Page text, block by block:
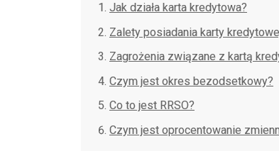
Jak działa karta kredytowa?
Zalety posiadania karty
Zagrożenia związane z kartą
Czym jest okres bezodsetkowy?
Co to jest RRSO?
Czym jest oprocentowanie